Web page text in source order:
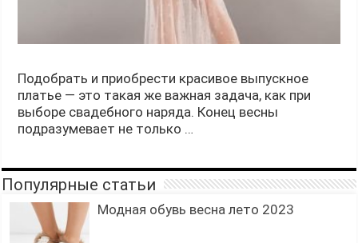
Подобрать и приобрести красивое выпускное
платье — это такая же важная задача, как при
выборе свадебного наряда. Конец весны
подразумевает не только …
Популярные статьи
Модная обувь весна лето 2023